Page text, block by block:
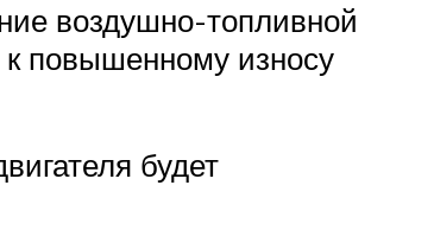
воздушно-топливной
к повышенному износу
будет